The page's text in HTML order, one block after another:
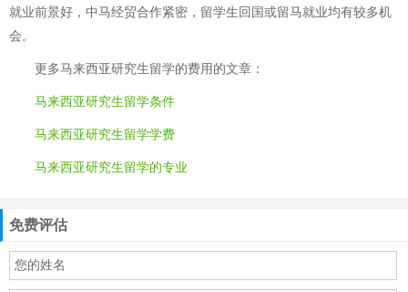
就业前景好，中马经贸合作紧密，留学生回国或留马就业均有较多机
会。
更多马来西亚研究生留学的费用 的文章：
马来西亚研究生留学条件
马来西亚研究生留学学费
马来西亚研究生留学的专业
免费评估